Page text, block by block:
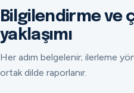
Bilgilendirme ve
yaklaşımı
Her adım belgelenir; ilerleme
ortak dilde raporlanır.